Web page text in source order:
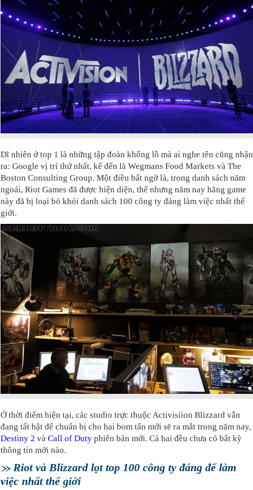
Dĩ nhiên ở top 1 là những tập đoàn khổng lồ mà ai nghe tên cũng nhận
ra: Google vị trí thứ nhất, kế đến là Wegmans Food Markets và The
Boston Consulting Group. Một điều bất ngờ là, trong danh sách năm
ngoái, Riot Games đã được hiện diện, thế nhưng năm nay hãng game
này đã bị loại bỏ khỏi danh sách 100 công ty đáng làm việc nhất thế
giới.
Ở thời điểm hiện tại, các studio trực thuộc Activisiion Blizzard vẫn
đang tất bật để chuẩn bị cho hai bom tấn mới sẽ ra mắt trong năm nay,
Destiny 2 và Call of Duty phiên bản mới. Cả hai đều chưa có bất kỳ
thông tin mới nào.
Riot và Blizzard lọt top 100 công ty đáng để làm
việc nhất thế giới